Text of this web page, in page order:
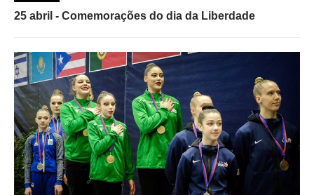
25 abril - Comemorações do dia da Liberdade